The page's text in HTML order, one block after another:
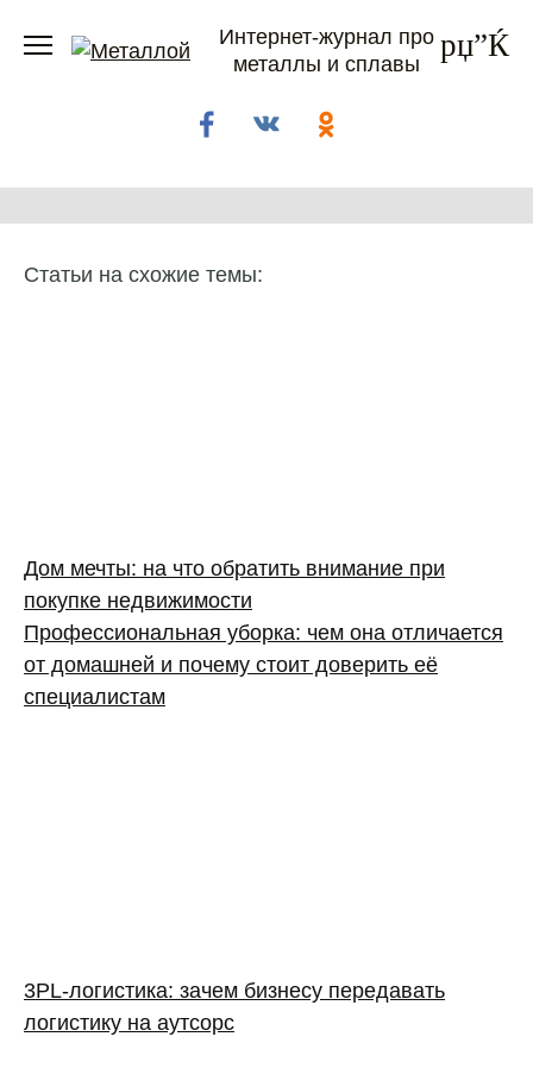
Интернет-журнал про
металлы и сплавы
Статьи на схожие темы:
Дом мечты: на что обратить внимание при
покупке недвижимости
Профессиональная уборка: чем она отличается
от домашней и почему стоит доверить её
специалистам
3PL‑логистика: зачем бизнесу передавать
логистику на аутсорс